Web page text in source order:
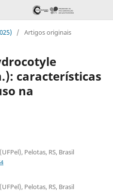
/ Artigos originais
características
na
Pelotas, RS, Brasil
Pelotas, RS, Brasil